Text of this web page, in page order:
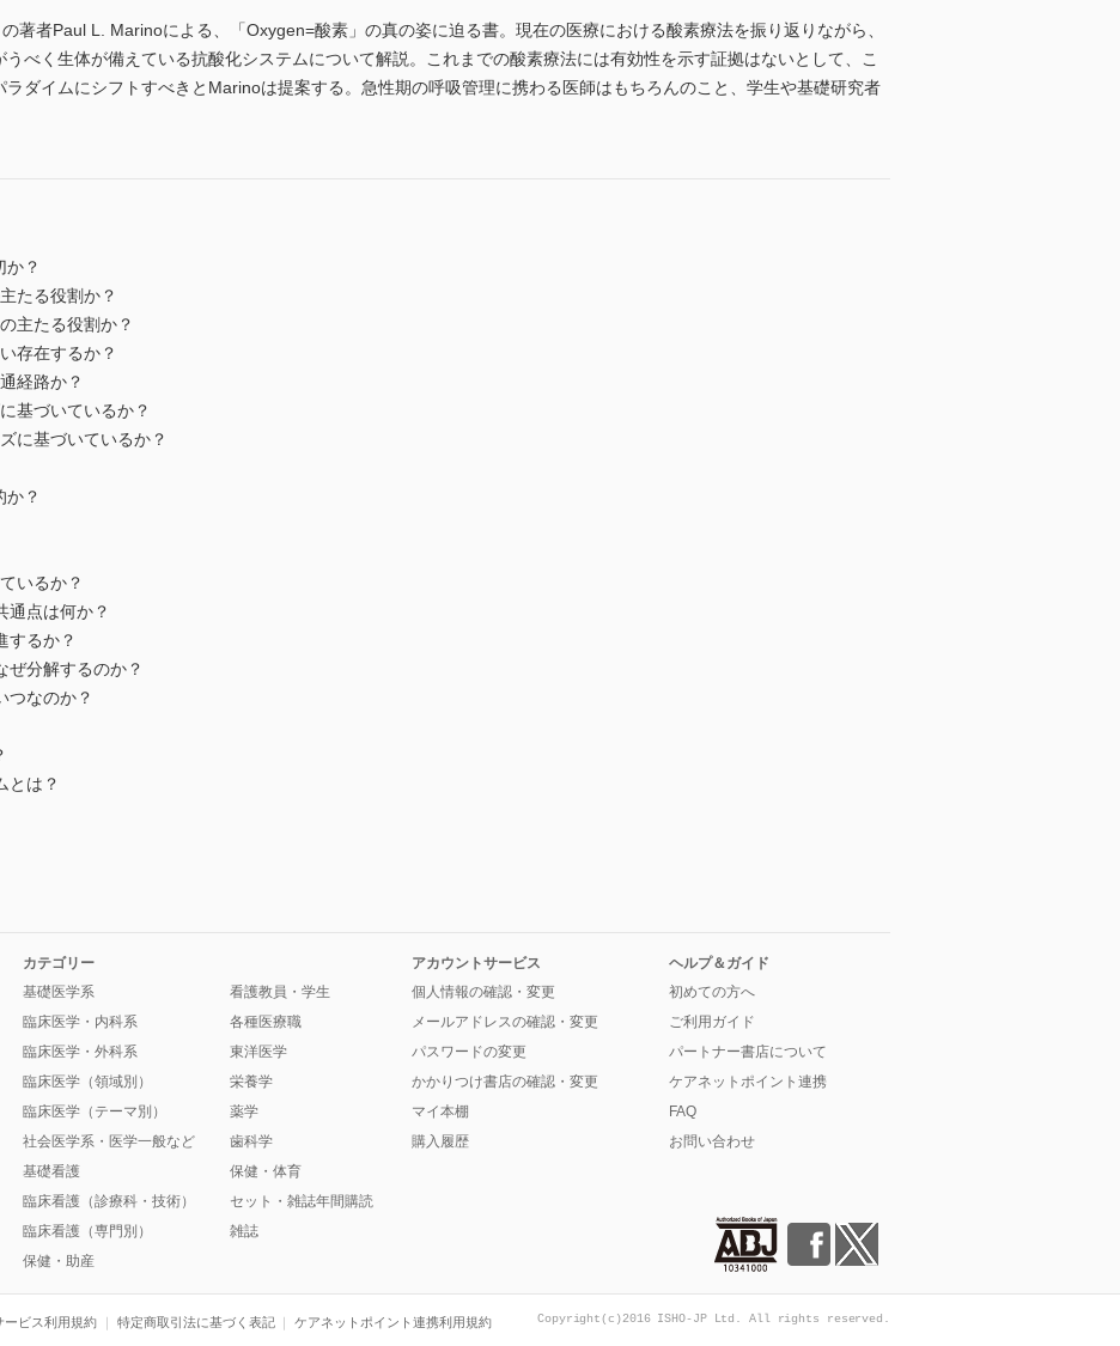
著者Paul L. Marinoによる、「Oxygen=酸素」の真の姿に迫る書。現在の医療における酸素療法を振り返りながら、
べく生体が備えている抗酸化システムについて解説。これまでの酸素療法には有効性を示す証拠はないとして、こ
ダイムにシフトすべきとMarinoは提案する。急性期の呼吸管理に携わる医師はもちろんのこと、学生や基礎研究者
？
たる役割か？
主たる役割か？
存在するか？
経路か？
基づいているか？
に基づいているか？
？
いるか？
通点は何か？
するか？
ぜ分解するのか？
つなのか？
とは？
カテゴリー
基礎医学系
臨床医学・内科系
臨床医学・外科系
臨床医学（領域別）
臨床医学（テーマ別）
社会医学系・医学一般など
基礎看護
臨床看護（診療科・技術）
臨床看護（専門別）
保健・助産
看護教員・学生
各種医療職
東洋医学
栄養学
薬学
歯科学
保健・体育
セット・雑誌年間購読
雑誌
アカウントサービス
個人情報の確認・変更
メールアドレスの確認・変更
パスワードの変更
かかりつけ書店の確認・変更
マイ本棚
購入履歴
ヘルプ＆ガイド
初めての方へ
ご利用ガイド
パートナー書店について
ケアネットポイント連携
FAQ
お問い合わせ
ービス利用規約 特定商取引法に基づく表記 ケアネットポイント連携利用規約 Copyright(c)2016 ISHO-JP Ltd. All rights reserved.